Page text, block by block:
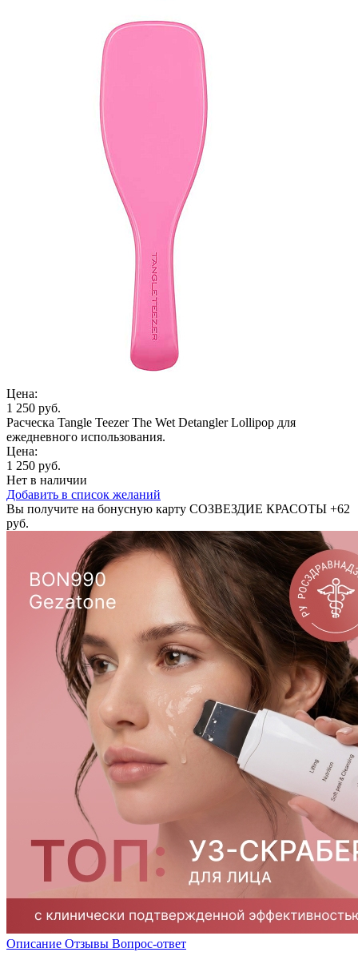
Цена:
1 250 руб.
Расческа Tangle Teezer The Wet Detangler Lollipop для
ежедневного использования.
Цена:
1 250 руб.
Нет в наличии
Добавить в список желаний
Вы получите на бонусную карту СОЗВЕЗДИЕ КРАСОТЫ +62
руб.
Описание Отзывы Вопрос-ответ